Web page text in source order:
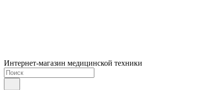
Интернет-магазин медицинской техники